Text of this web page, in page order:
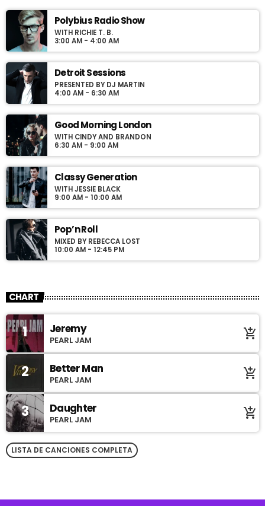
For every Show page the timetable is auomatically generated
from the schedule, and you can set automatic carousels of
Podcasts, Articles and Charts by simply choosing a category.
Curabitur id lacus felis. Sed justo mauris, auctor eget tellus nec,
justo. Aliquam semper faucibus odio id varius. Suspendisse
varius laoreet sodales.
Polybius Radio Show
WITH RICHIE T. B.
3:00 AM - 4:00 AM
Detroit Sessions
PRESENTED BY DJ MARTIN
4:00 AM - 6:30 AM
Good Morning London
WITH CINDY AND BRANDON
6:30 AM - 9:00 AM
Classy Generation
WITH JESSIE BLACK
9:00 AM - 10:00 AM
Pop’n Roll
MIXED BY REBECCA LOST
10:00 AM - 12:45 PM
CHART
1 Jeremy
PEARL JAM add_shopping_cart
2 Better Man
PEARL JAM add_shopping_cart
3 Daughter
PEARL JAM add_shopping_cart
LISTA DE CANCIONES COMPLETA